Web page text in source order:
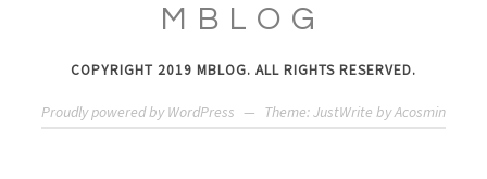
MBLOG
COPYRIGHT 2019 MBLOG. ALL RIGHTS RESERVED.
Proudly powered by WordPress — Theme: JustWrite byAcosmin